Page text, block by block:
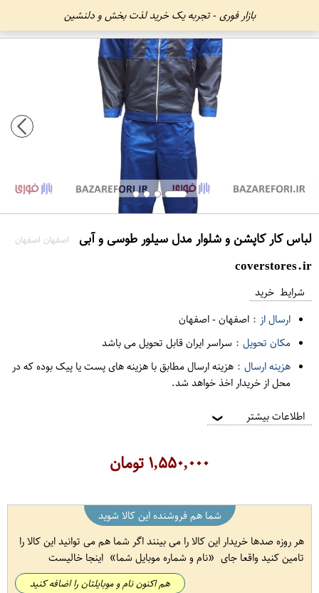
بازار فوری - تجربه یک خرید لذت بخش و دلنشین
لباس کار کاپشن و شلوار مدل سیلور طوسی و آبی اصفهان اصفهان
coverstores.ir
شرایط خرید
ارسال از : اصفهان-اصفهان
مکان تحویل : سراسر ایران قابل تحویل می باشد
هزینه ارسال : هزینه ارسال مطابق با هزینه های پست یا پیک بوده که در
محل از خریدار اخذ خواهد شد.
اطلاعات بیشتر ❯
۱,۵۵۰,۰۰۰تومان
شما هم فروشنده این کالا شوید
هر روزه صدها خریدار این کالا را می بینند اگر شما هم می توانید این کالا را
تامین کنید واقعا جای
نام و شماره موبایل شما اینجا خالیست
هم اکنون نام و موبایلتان را اضافه کنید